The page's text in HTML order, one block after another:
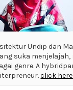
Undip dan
suka menjelajah,
genre. A
click